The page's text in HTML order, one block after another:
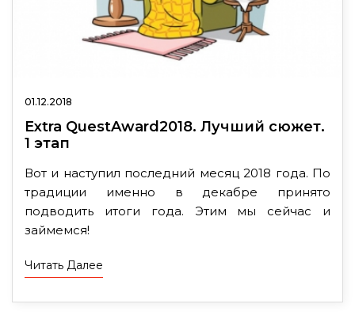
01.12.2018
Extra QuestAward2018. Лучший сюжет.
1 этап
Вот и наступил последний месяц 2018 года. По
традиции именно в декабре принято
подводить итоги года. Этим мы сейчас и
займемся!
Читать Далее